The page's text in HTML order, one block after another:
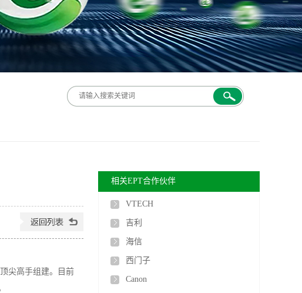
尖高手组建。目前
相关EPT合作伙伴
VTECH
吉利
海信
西门子
Canon